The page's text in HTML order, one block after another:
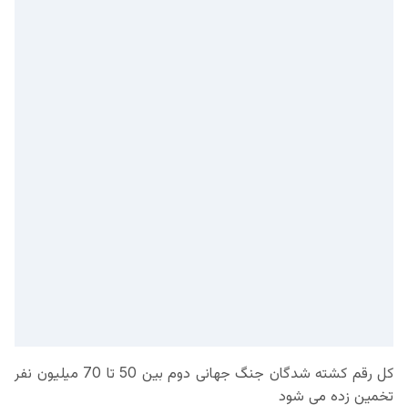
کل رقم کشته شدگان جنگ جهانی دوم بین 50 تا 70 میلیون نفر
تخمین زده می شود